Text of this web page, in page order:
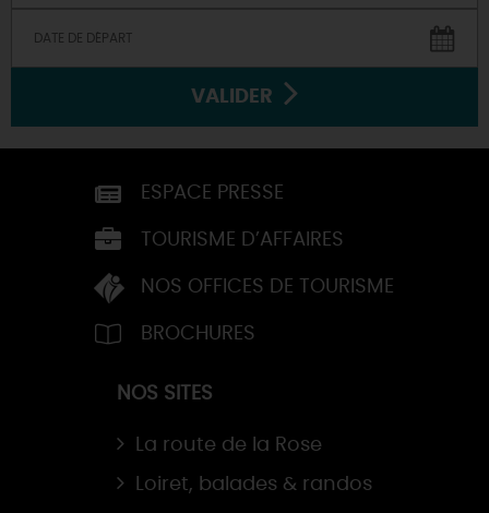
VALIDER
ESPACE PRESSE
TOURISME D’AFFAIRES
NOS OFFICES DE TOURISME
BROCHURES
NOS SITES
La route de la Rose
Loiret, balades & randos